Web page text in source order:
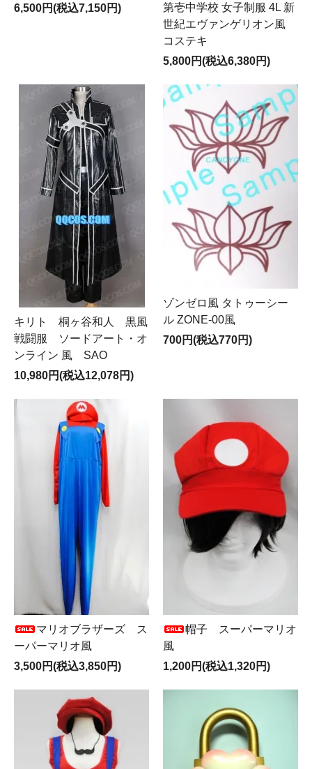
6,500円(税込7,150円)
第壱中学校 女子制服 4L 新
世紀エヴァンゲリオン風
コステキ
5,800円(税込6,380円)
キリト 桐ヶ谷和人 黒風
戦闘服 ソードアート・オ
ンライン 風 SAO
10,980円(税込12,078円)
ゾンゼロ風 タトゥーシー
ル ZONE-00風
700円(税込770円)
マリオブラザーズ ス
ーパーマリオ風
3,500円(税込3,850円)
帽子 スーパーマリオ
風
1,200円(税込1,320円)